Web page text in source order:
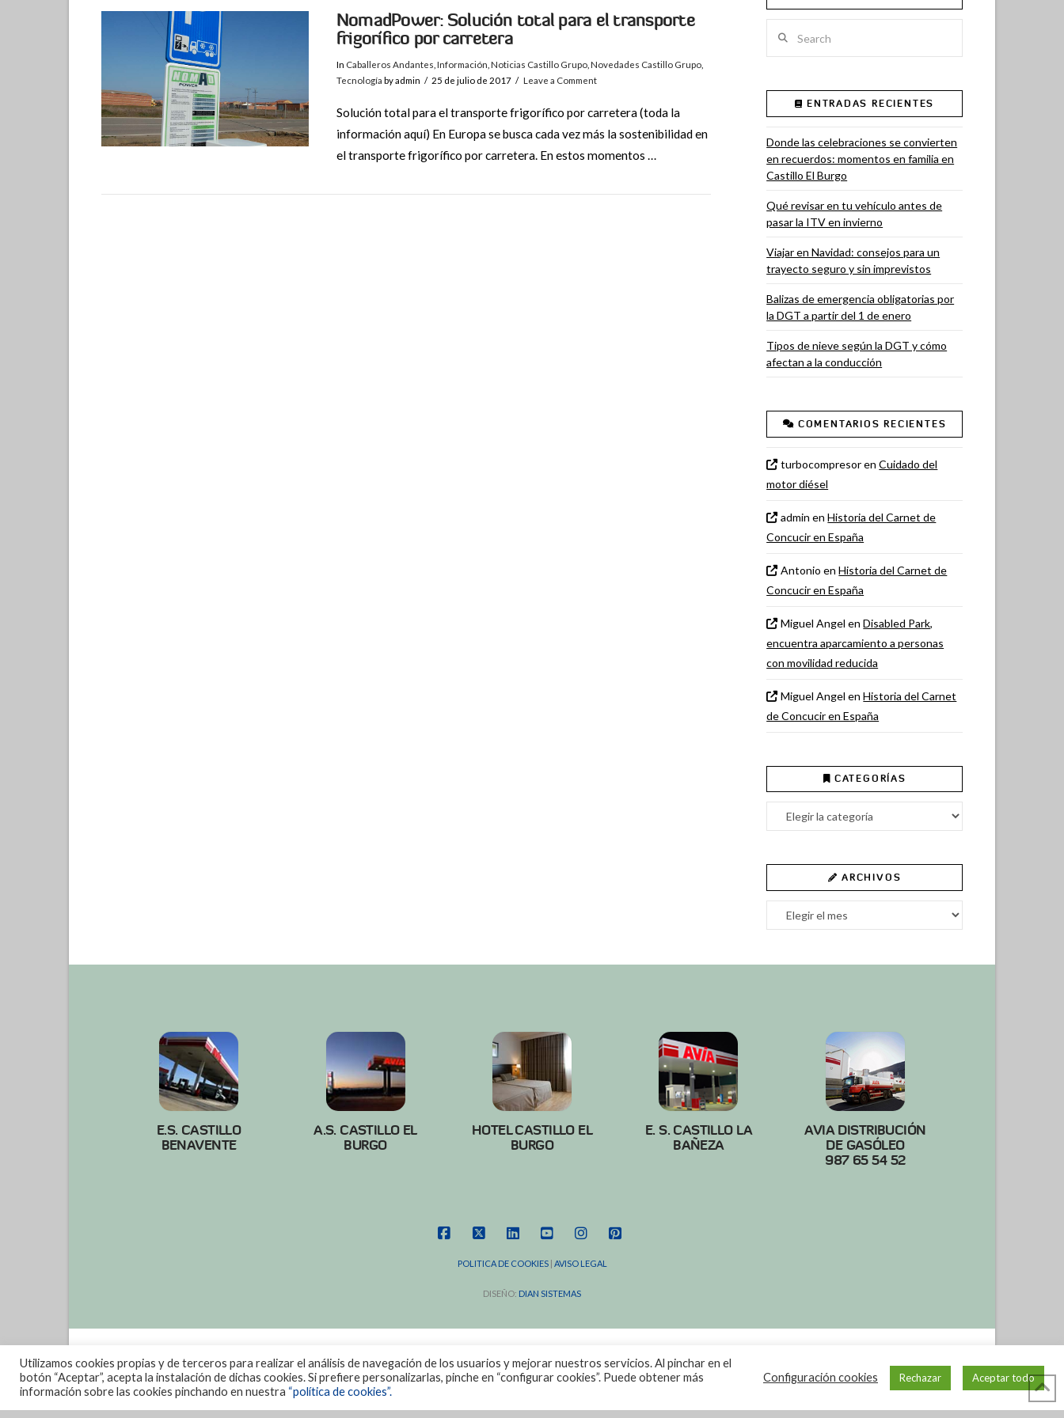
NomadPower: Solución total para el transporte
frigorífico por carretera
In Caballeros Andantes Información Noticias Castillo Grupo, Novedades Castillo Grupo,
Tecnología by admin 25 de julio de 2017 Leave a Comment
Solución total para el transporte frigorífico por carretera (toda la
información aquí) En Europa se busca cada vez más la sostenibilidad en
el transporte frigorífico por carretera. En estos momentos …
ENTRADAS RECIENTES
Donde las celebraciones se convierten
en recuerdos: momentos en familia en
Castillo El Burgo
Qué revisar en tu vehículo antes de
pasar la ITV en invierno
Viajar en Navidad: consejos para un
trayecto seguro y sin imprevistos
Balizas de emergencia obligatorias por
la DGT a partir del 1 de enero
Tipos de nieve según la DGT y cómo
afectan a la conducción
COMENTARIOS RECIENTES
turbocompresorenCuidado del
motor diésel
admin enHistoria del Carnet de
Concucir en España
Antonio enHistoria del Carnet de
Concucir en España
Miguel Angel enDisabled Park,
encuentra aparcamiento a personas
con movilidad reducida
Miguel Angel enHistoria del Carnet
de Concucir en España
CATEGORÍAS
Categorías
ARCHIVOS
Archivos
E.S. CASTILLO
BENAVENTE
A.S. CASTILLO EL
BURGO
HOTEL CASTILLO EL
BURGO
E. S. CASTILLO LA
BAÑEZA
AVIA DISTRIBUCIÓN
DE GASÓLEO
987 65 54 52
POLITICA DE COOKIES| AVISO LEGAL
DISEÑO: DIAN SISTEMAS
Utilizamos cookies propias y de terceros para realizar el análisis de navegación de los usuarios y mejorar nuestros servicios. Al pinchar en el
botón “Aceptar”, acepta la instalación de dichas cookies. Si prefiere personalizarlas, pinche en “configurar cookies”. Puede obtener más
información sobre las cookies pinchando en nuestra “política de cookies”.
Configuración cookies Rechazar Aceptar todo